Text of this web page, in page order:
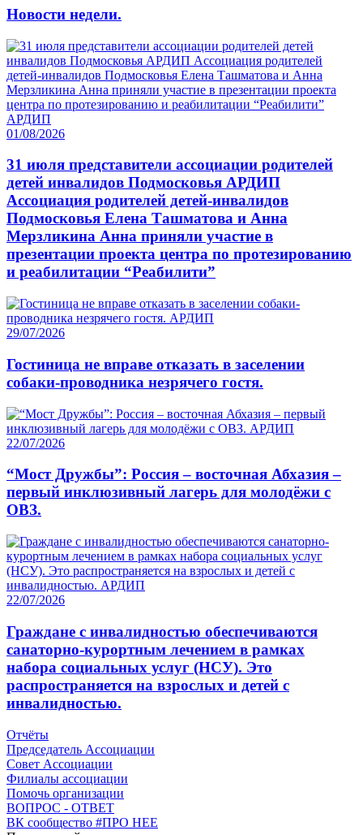
Новости недели.
01/08/2026
31 июля представители ассоциации родителей
детей инвалидов Подмосковья АРДИП
Ассоциация родителей детей-инвалидов
Подмосковья Елена Ташматова и Анна
Мерзликина Анна приняли участие в
презентации проекта центра по протезированию
и реабилитации “Реабилити”
29/07/2026
Гостиница не вправе отказать в заселении
собаки-проводника незрячего гостя.
22/07/2026
“Мост Дружбы”: Россия – восточная Абхазия –
первый инклюзивный лагерь для молодёжи с
ОВЗ.
22/07/2026
Граждане с инвалидностью обеспечиваются
санаторно-курортным лечением в рамках
набора социальных услуг (НСУ). Это
распространяется на взрослых и детей с
инвалидностью.
Отчёты
Председатель Ассоциации
Совет Ассоциации
Филиалы ассоциации
Помочь организации
ВОПРОС - ОТВЕТ
ВК сообщество #ПРО НЕЕ